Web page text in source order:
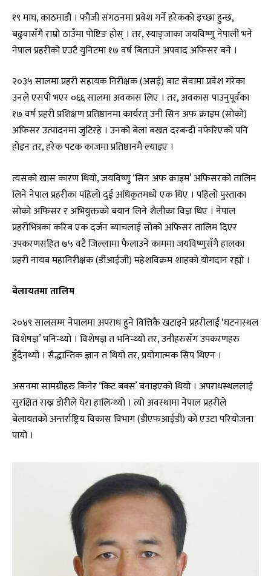
१९ माघ, काठमाडौं । फौजी संगठनमा प्रवेश गर्ने हरेकको इच्छा हुन्छ,
बढुवासँगै राम्रो ठाउँमा पोष्टिङ होस् । तर, स्याङ्जाका जयविष्णु नेपाली भने
नेपाल प्रहरीको एउटै युनिटमा १७ वर्ष बिताउने अपवाद अफिसर बने ।
२०३५ सालमा प्रहरी सहायक निरीक्षक (असई) बाट सेवामा प्रवेश गरेका
उनले एसपी भएर ०६६ सालमा अवकास लिए । तर, अवकास पाउनुपूर्वका
१७ वर्ष प्रहरी प्रशिक्षण प्रतिष्ठानमा कार्यरत् उनी सिन अफ क्राइम (सोको)
अफिसर उत्पादनमा जुटिरहे । उनको बेला बखत दरबन्दी नफेरिएको पनि
होइन तर, हरेक पटक काजमा प्रतिष्ठानमै ल्याइए ।
त्यसको खास कारण थियो, जयविष्णु ‘सिन अफ क्राइम’ अफिसरको तालिम
लिने नेपाल प्रहरीका पहिलो दुई अधिकृतमध्ये एक थिए । पहिलो पुस्ताका
सोको अफिसर र अभियुक्तको बयान लिने शैलीका विज्ञ थिए । नेपाल
प्रहरीभित्रका करिब एक दर्जन ब्याचलाई सोको अफिसर तालिम दिएर
उपकरणसहित ७५ वटै जिल्लामा फैलाउने काममा जयविष्णुसँगै हालका
प्रहरी नायब महानिरीक्षक (डीआईजी) महेशविक्रम शाहको योगदान रह्यो ।
बेलायतमा तालिम
२०४९ सालसम्म नेपालमा अपराध हुने वित्तिकै खटाइने प्रहरीलाई ‘घटनास्थल
विशेषज्ञ’ भनिन्थ्यो । विशेषज्ञ त भनिन्थ्यो तर, उनीहरुसँग उपकरणहरु
हुँदैनथ्यो । सैद्धान्तिक ज्ञान त थियो तर, प्रयोगात्मक सिप थिएन ।
असनमा सामग्रीहरु किनेर ‘किट बक्स’ बनाइएको थियो । अपराधस्थललाई
सुरक्षित राख्न डोरीले घेरा हालिन्थ्यो । त्यो अवस्थामा नेपाल प्रहरीले
बेलायतको अन्तर्राष्ट्रिय विकास विभाग (डीएफआईडी) को एउटा परियोजना
पायो ।